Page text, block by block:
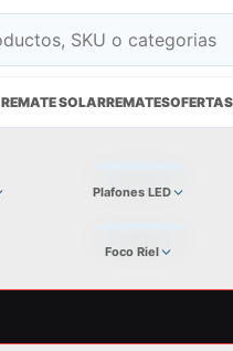
REMATE SOLARREMATESOFERTAS
Plafones LED
Foco Riel